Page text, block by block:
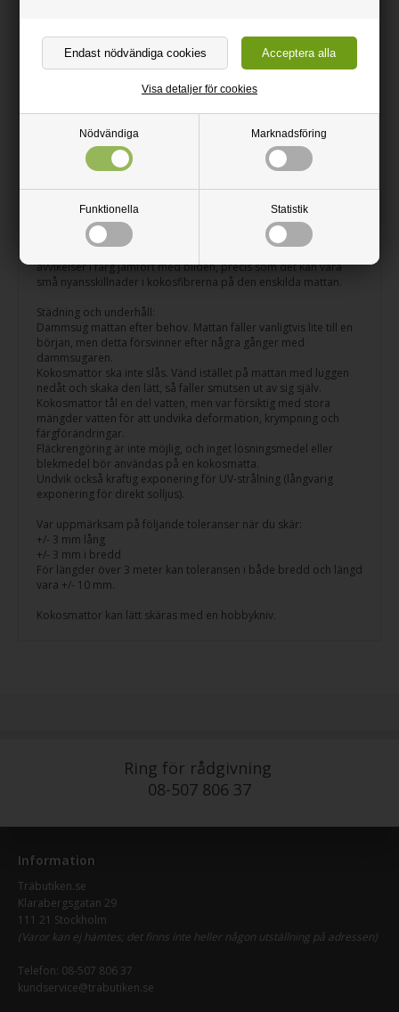
Nödvändiga Marknadsföring
Funktionella Statistik
Visa detaljer för cookies
fukt och smutsiga skor. Kokosmattan har vinylbaksida och är
antibakteriell.
Tjocklek: 17 mm.
Hopsättning:
Mattan läggs vanligtvis utan vidhäftning på ett jämnt, torrt och
rent undergolv som följer GSO:s planhetsriktlinjer.
Små variationer i rakhet i vävriktningen kan förekomma och det
blir ofta en viss streckeffekt. Dimensionell stabilitet och
färgbeständighet kan inte garanteras.
Eftersom kokos är ett naturmaterial kan det förekomma
avvikelser i färg jämfört med bilden, precis som det kan vara
små nyansskillnader i kokosfibrerna på den enskilda mattan.
Städning och underhåll:
Dammsug mattan efter behov. Mattan fäller vanligtvis lite till en
början, men detta försvinner efter några gånger med
dammsugaren.
Kokosmattor ska inte slås. Vänd istället på mattan med luggen
nedåt och skaka den lätt, så faller smutsen ut av sig själv.
Kokosmattor tål en del vatten, men var försiktig med stora
mängder vatten för att undvika deformation, krympning och
färgförändringar.
Fläckrengöring är inte möjlig, och inget lösningsmedel eller
blekmedel bör användas på en kokosmatta.
Undvik också kraftig exponering för UV-strålning (långvarig
exponering för direkt solljus).
Var uppmärksam på följande toleranser när du skär:
+/- 3 mm lång
+/- 3 mm i bredd
För längder över 3 meter kan toleransen i både bredd och längd
vara +/- 10 mm.
Kokosmattor kan lätt skäras med en hobbykniv.
Ring för rådgivning
08-507 806 37
Information
Träbutiken.se
Klarabergsgatan 29
111 21 Stockholm
(Varor kan ej hämtes; det finns inte heller någon utställning på adressen)
Telefon: 08-507 806 37
kundservice@trabutiken.se